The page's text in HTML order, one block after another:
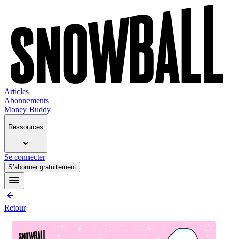
Articles
Abonnements
Money Buddy
Ressources
Se connecter
S’abonner gratuitement
Retour